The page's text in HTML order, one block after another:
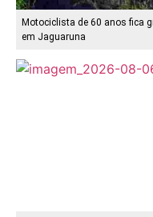
Motociclista de 60 anos fica
em Jaguaruna